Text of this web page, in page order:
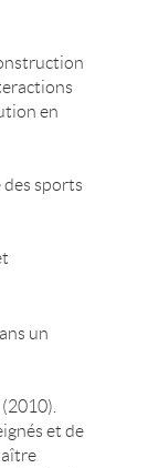
en
sports
un
et de